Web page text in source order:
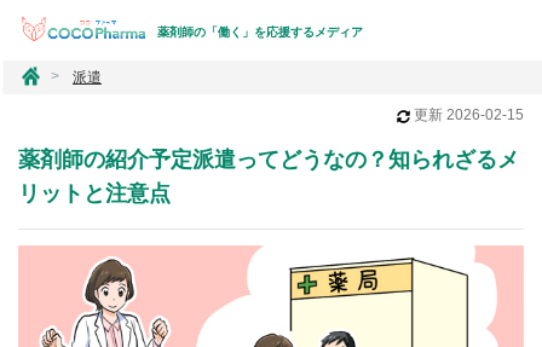
薬剤師の「働く」を応援するメディア
コ
ー
マ
派遣
更新 2026-02-15
薬剤師の紹介予定派遣ってどうなの？知られざるメ
リットと注意点